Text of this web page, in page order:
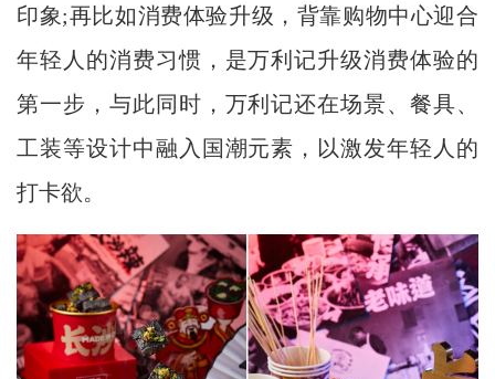
印象;再比如消费体验升级，背靠购物中心迎合
年轻人的消费习惯，是万利记升级消费体验的
第一步，与此同时，万利记还在场景、餐具、
工装等设计中融入国潮元素，以激发年轻人的
打卡欲。